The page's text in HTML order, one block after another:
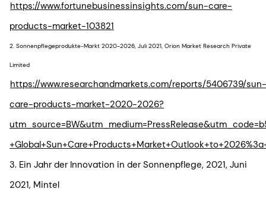
https://www.fortunebusinessinsights.com/sun-care-
products-market-103821
2. Sonnenpflegeprodukte-Markt 2020-2026, Juli 2021, Orion Market Research Private
Limited
https://www.researchandmarkets.com/reports/5406739/sun-
care-products-market-2020-2026?
3. Ein Jahr der Innovation in der Sonnenpflege, 2021, Juni
2021, Mintel